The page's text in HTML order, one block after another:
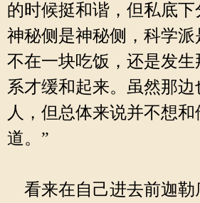
的时候挺和谐，但私底下
神秘侧是神秘侧，科学
不在一块吃饭，还是发
系才缓和起来。虽然那边
人，但总体来说并不想
道。”
看来在自己进去前迦勒